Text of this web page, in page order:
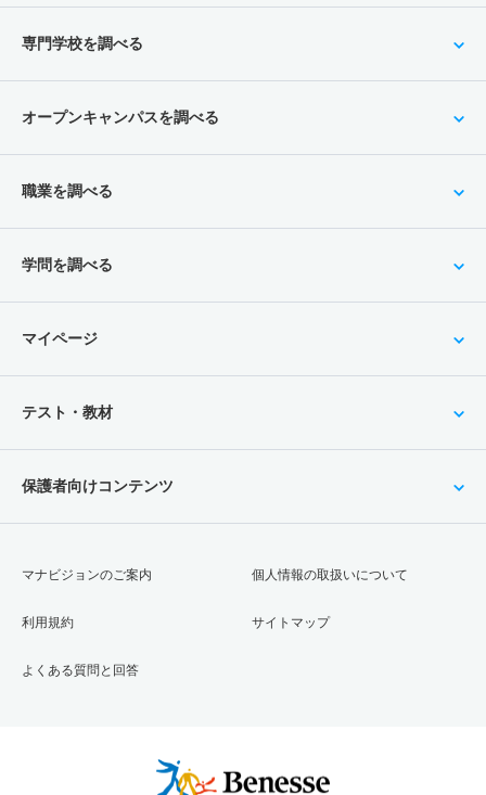
専門学校を調べる
オープンキャンパスを調べる
職業を調べる
学問を調べる
マイページ
テスト・教材
保護者向けコンテンツ
マナビジョンのご案内
利用規約
よくある質問と回答
個人情報の取扱いについて
サイトマップ